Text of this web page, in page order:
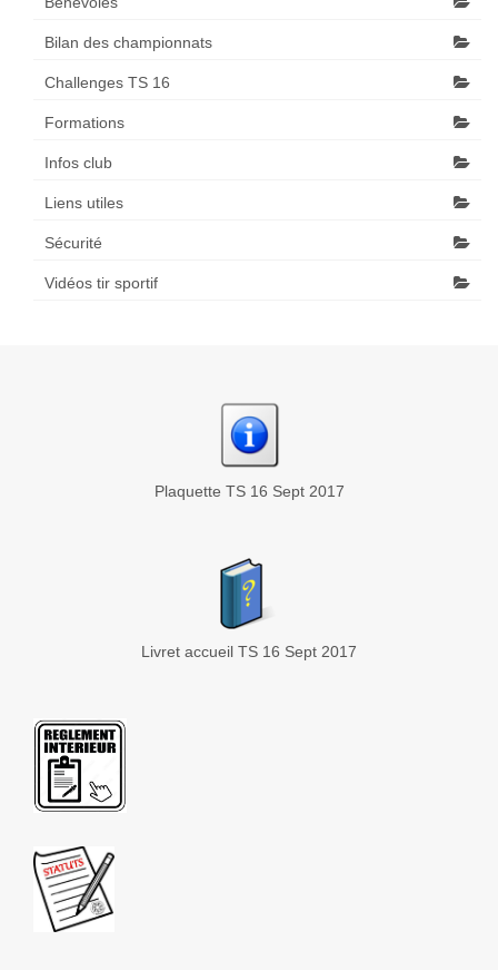
Bilan des championnats
Challenges TS 16
Formations
Infos club
Liens utiles
Sécurité
Vidéos tir sportif
Plaquette TS 16 Sept 2017
Livret accueil TS 16 Sept 2017